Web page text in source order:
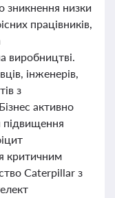
зникнення низки
працівників,
виробництві.
інженерів,
з
активно
підвищення
критичним
Caterpillar з